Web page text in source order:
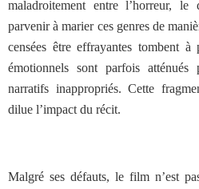
maladroitement entre l’horreur,
parvenir à marier ces genres de
censées être effrayantes tombent
émotionnels sont parfois
narratifs inappropriés. Cette
dilue l’impact du récit.
Malgré ses défauts, le film n’est